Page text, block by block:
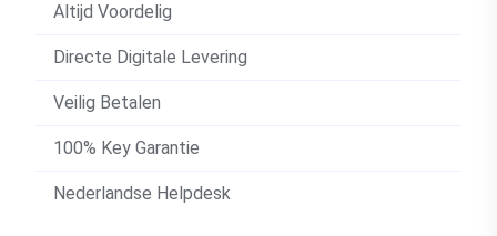
Altijd Voordelig
Directe Digitale Levering
Veilig Betalen
100% Key Garantie
Nederlandse Helpdesk